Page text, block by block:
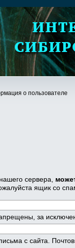
о пользователе
сервера,
ящик со
за
с сайта.